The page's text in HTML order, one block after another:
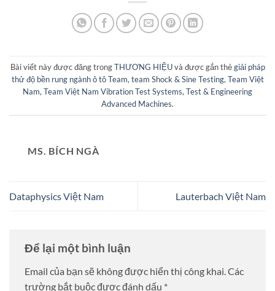
Bài viết này được đăng trongTHƯƠNG HIỆUvà được gắn thẻgiải pháp
thử độ bền rung ngành ô tô Team, team Shock & Sine Testing, Team Việt
Nam, Team Việt Nam Vibration Test Systems, Test & Engineering
Advanced Machines.
MS. BÍCH NGÀ
Dataphysics Việt Nam Lauterbach Việt Nam
Để lại một bình luận
Email của bạn sẽ không được hiển thị công khai. Các
trường bắt buộc được đánh dấu *